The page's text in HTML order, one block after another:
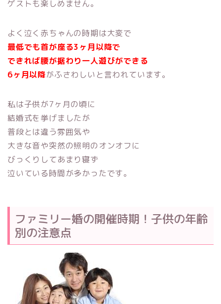
ゲストも楽しめません。
よく泣く赤ちゃんの時期は大変で
最低でも首が座る3ヶ月以降で
できれば腰が据わり一人遊びができる
6ヶ月以降がふさわしいと言われています。
私は子供が7ヶ月の頃に
結婚式を挙げましたが
普段とは違う雰囲気や
大きな音や突然の照明のオンオフに
びっくりしてあまり寝ず
泣いている時間が多かったです。
ファミリー婚の開催時期！子供の年齢
別の注意点